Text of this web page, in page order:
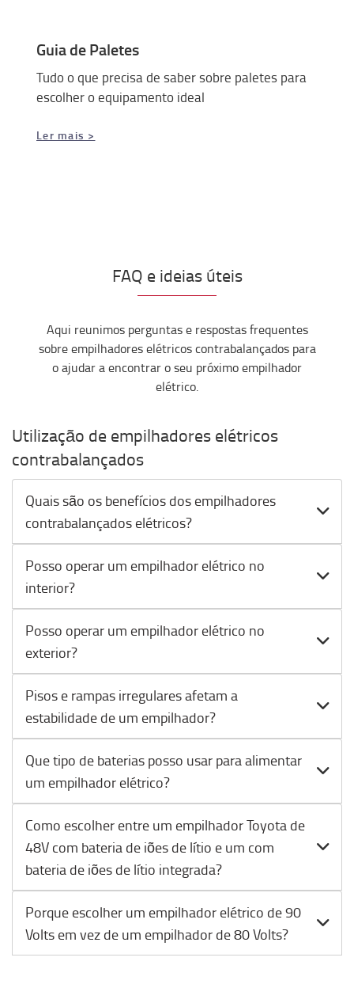
Guia de Paletes
Tudo o que precisa de saber sobre paletes para
escolher o equipamento ideal
Ler mais >
FAQ e ideias úteis
Aqui reunimos perguntas e respostas frequentes
sobre empilhadores elétricos contrabalançados para
o ajudar a encontrar o seu próximo empilhador
elétrico.
Utilização de empilhadores elétricos
contrabalançados
Quais são os benefícios dos empilhadores
contrabalançados elétricos?
Posso operar um empilhador elétrico no
interior?
Posso operar um empilhador elétrico no
exterior?
Pisos e rampas irregulares afetam a
estabilidade de um empilhador?
Que tipo de baterias posso usar para alimentar
um empilhador elétrico?
Como escolher entre um empilhador Toyota de
48V com bateria de iões de lítio e um com
bateria de iões de lítio integrada?
Porque escolher um empilhador elétrico de 90
Volts em vez de um empilhador de 80 Volts?